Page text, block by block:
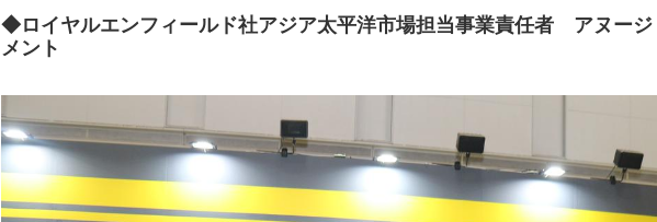
◆ロイヤルエンフィールド社アジア太平洋市場担当事業責任者 アヌージ
メント